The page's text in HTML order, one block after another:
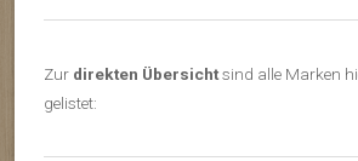
Zur direkten Übersichtsind alle Marken
gelistet: